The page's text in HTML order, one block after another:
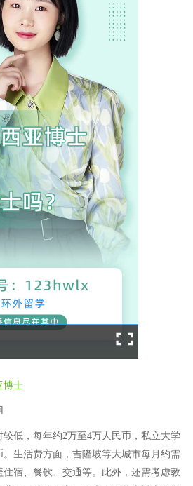
博士
较低，每年约2万至4万人民币，私立大学
。生活费方面，吉隆坡等大城市每月约需
住宿、餐饮、交通等。此外，还需考虑教